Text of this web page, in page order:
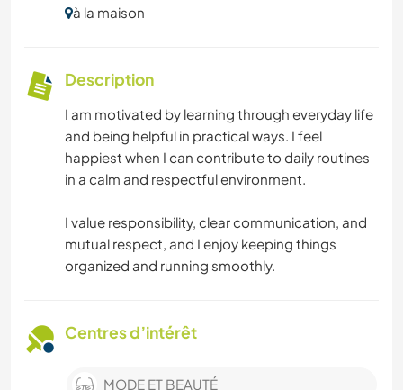
à la maison
Description
I am motivated by learning through everyday life
and being helpful in practical ways. I feel
happiest when I can contribute to daily routines
in a calm and respectful environment.
I value responsibility, clear communication, and
mutual respect, and I enjoy keeping things
organized and running smoothly.
Centres d’intérêt
MODE ET BEAUTÉ